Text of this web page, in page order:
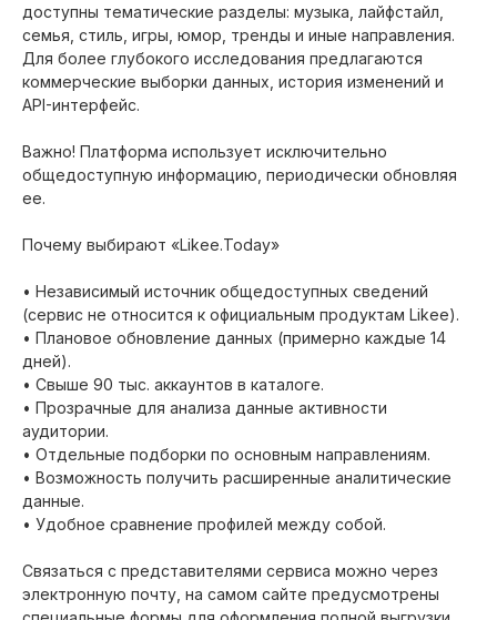
доступны тематические разделы: музыка, лайфстайл,
семья, стиль, игры, юмор, тренды и иные направления.
Для более глубокого исследования предлагаются
коммерческие выборки данных, история изменений и
API-интерфейс.
Важно! Платформа использует исключительно
общедоступную информацию, периодически обновляя
ее.
Почему выбирают «Likee.Today»
• Независимый источник общедоступных сведений
(сервис не относится к официальным продуктам Likee).
• Плановое обновление данных (примерно каждые 14
дней).
• Свыше 90 тыс. аккаунтов в каталоге.
• Прозрачные для анализа данные активности
аудитории.
• Отдельные подборки по основным направлениям.
• Возможность получить расширенные аналитические
данные.
• Удобное сравнение профилей между собой.
Связаться с представителями сервиса можно через
электронную почту, на самом сайте предусмотрены